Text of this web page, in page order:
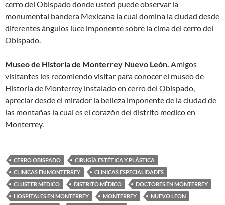
cerro del Obispado donde usted puede observar la
monumental bandera Mexicana la cual domina la ciudad desde
diferentes ángulos luce imponente sobre la cima del cerro del
Obispado.
Museo de Historia de Monterrey Nuevo León. Amigos
visitantes les recomiendo visitar para conocer el museo de
Historia de Monterrey instalado en cerro del Obispado,
apreciar desde el mirador la belleza imponente de la ciudad de
las montañas la cual es el corazón del distrito medico en
Monterrey.
CERRO OBISPADO
CIRUGÍA ESTÉTICA Y PLÁSTICA
CLINICAS EN MONTERREY
CLINICAS ESPECIALIDADES
CLUSTER MEDICO
DISTRITO MÉDICO
DOCTORES EN MONTERREY
HOSPITALES EN MONTERREY
MONTERREY
NUEVO LEON